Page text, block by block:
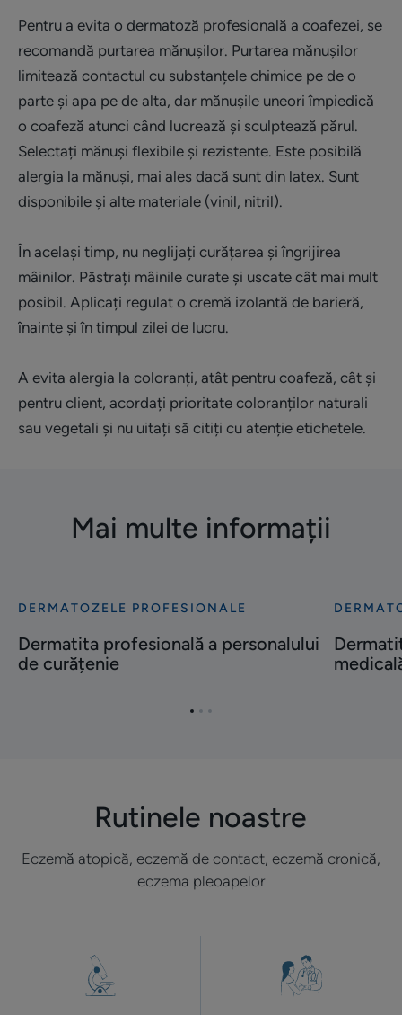
Pentru a evita o dermatoză profesională a coafezei, se
recomandă purtarea mănușilor. Purtarea mănușilor
limitează contactul cu substanțele chimice pe de o
parte și apa pe de alta, dar mănușile uneori împiedică
o coafeză atunci când lucrează și sculptează părul.
Selectați mănuși flexibile și rezistente. Este posibilă
alergia la mănuși, mai ales dacă sunt din latex. Sunt
disponibile și alte materiale (vinil, nitril).
În același timp, nu neglijați curățarea și îngrijirea
mâinilor. Păstrați mâinile curate și uscate cât mai mult
posibil. Aplicați regulat o cremă izolantă de barieră,
înainte și în timpul zilei de lucru.
A evita alergia la coloranți, atât pentru coafeză, cât și
pentru client, acordați prioritate coloranților naturali
sau vegetali și nu uitați să citiți cu atenție etichetele.
Mai multe informații
Descoperă
Dermatita
profesională
DERMATOZELE PROFESIONALE
Dermatita profesională a personalului
de curățenie
Dermatita
Mergi
Mergi
Mergi
Rutinele noastre
Eczemă atopică, eczemă de contact, eczemă cronică,
eczema pleoapelor